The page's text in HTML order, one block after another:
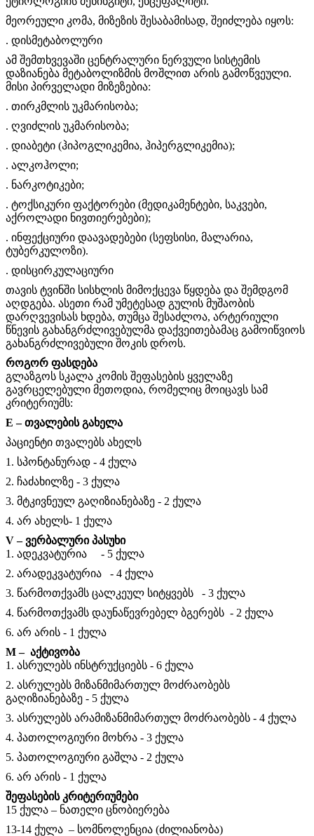
მეორეული კომა, მიზეზის შესაბამისად, შეიძლება იყოს:
. დისმეტაბოლური
ამ შემთხვევაში ცენტრალური ნერვული სისტემის
დაზიანება მეტაბოლიზმის მოშლით არის გამოწვეული.
მისი პირველადი მიზეზებია:
. თირკმლის უკმარისობა;
. ღვიძლის უკმარისობა;
. დიაბეტი (ჰიპოგლიკემია, ჰიპერგლიკემია);
. ალკოჰოლი;
. ნარკოტიკები;
. ტოქსიკური ფაქტორები (მედიკამენტები, საკვები,
აქროლადი ნივთიერებები);
. ინფექციური დაავადებები (სეფსისი, მალარია,
ტუბერკულოზი).
. დისცირკულაციური
თავის ტვინში სისხლის მიმოქცევა წყდება და შემდგომ
აღდგება. ასეთი რამ უმეტესად გულის მუშაობის
დარღვევისას ხდება, თუმცა შესაძლოა, არტერიული
წნევის გახანგრძლივებულმა დაქვეითებამაც გამოიწვიოს
გახანგრძლივებული შოკის დროს.
როგორ ფასდება
გლაზგოს სკალა კომის შეფასების ყველაზე
გავრცელებული მეთოდია, რომელიც მოიცავს სამ
კრიტერიუმს:
E – თვალების გახელა
პაციენტი თვალებს ახელს
1. სპონტანურად - 4 ქულა
2. ჩაძახილზე - 3 ქულა
3. მტკივნეულ გაღიზიანებაზე - 2 ქულა
4. არ ახელს- 1 ქულა
V – ვერბალური პასუხი
1. ადეკვატურია - 5 ქულა
2. არადეკვატურია - 4 ქულა
3. წარმოთქვამს ცალკეულ სიტყვებს - 3 ქულა
4. წარმოთქვამს დაუნაწევრებელ ბგერებს - 2 ქულა
6. არ არის - 1 ქულა
M – აქტივობა
1. ასრულებს ინსტრუქციებს - 6 ქულა
2. ასრულებს მიზანმიმართულ მოძრაობებს
გაღიზიანებაზე - 5 ქულა
3. ასრულებს არამიზანმიმართულ მოძრაობებს - 4 ქულა
4. პათოლოგიური მოხრა - 3 ქულა
5. პათოლოგიური გაშლა - 2 ქულა
6. არ არის - 1 ქულა
შეფასების კრიტერიუმები
15 ქულა – ნათელი ცნობიერება
13-14 ქულა – სომნოლენცია (ძილიანობა)